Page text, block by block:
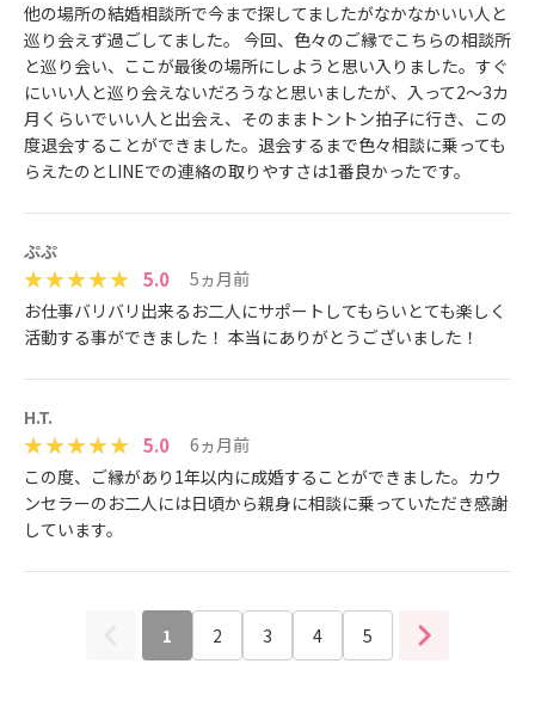
他の場所の結婚相談所で今まで探してましたがなかなかいい人と
巡り会えず過ごしてました。 今回、色々のご縁でこちらの相談所
と巡り会い、ここが最後の場所にしようと思い入りました。すぐ
にいい人と巡り会えないだろうなと思いましたが、入って2〜3カ
月くらいでいい人と出会え、そのままトントン拍子に行き、この
度退会することができました。退会するまで色々相談に乗っても
らえたのとLINEでの連絡の取りやすさは1番良かったです。
ぷぷ
5.0
5ヵ月前
お仕事バリバリ出来るお二人にサポートしてもらいとても楽しく
活動する事ができました！ 本当にありがとうございました！
H.T.
5.0
6ヵ月前
この度、ご縁があり1年以内に成婚することができました。カウ
ンセラーのお二人には日頃から親身に相談に乗っていただき感謝
しています。
1 2 3 4 5